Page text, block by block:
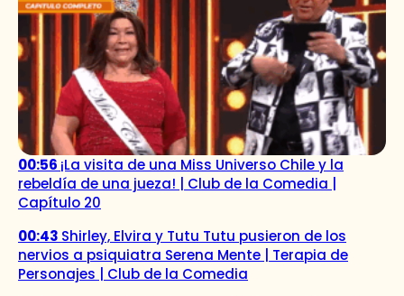
00:56 ¡La visita de una Miss Universo Chile y la
rebeldía de una jueza! | Club de la Comedia |
Capítulo 20
00:43 Shirley, Elvira y Tutu Tutu pusieron de los
nervios a psiquiatra Serena Mente | Terapia de
Personajes | Club de la Comedia